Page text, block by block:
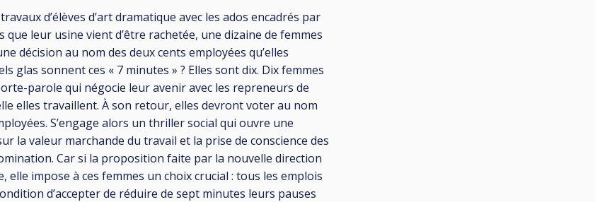
d’élèves d’art dramatique avec les ados encadrés par
que leur usine vient d’être rachetée, une dizaine de femmes
décision au nom des deux cents employées qu’elles
glas sonnent ces « 7 minutes » ? Elles sont dix. Dix femmes
parole qui négocie leur avenir avec les repreneurs de
elles travaillent. À son retour, elles devront voter au nom
S’engage alors un thriller social qui ouvre une
la valeur marchande du travail et la prise de conscience des
Car si la proposition faite par la nouvelle direction
elle impose à ces femmes un choix crucial : tous les emplois
d’accepter de réduire de sept minutes leurs pauses